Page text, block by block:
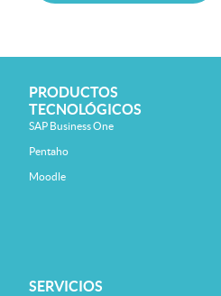
PRODUCTOS
TECNOLÓGICOS
SAP Business One
Pentaho
Moodle
SERVICIOS